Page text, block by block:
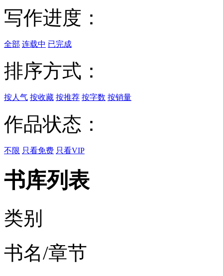
写作进度：
全部 连载中 已完成
排序方式：
按人气 按收藏 按推荐 按字数 按销量
作品状态：
不限 只看免费 只看VIP
书库列表
类别
书名/章节